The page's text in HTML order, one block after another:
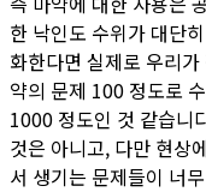
한 낙인도 수위가 대단
화한다면 실제로 우리
약의 문제 100 정도로
1000 정도인 것 같습니
것은 아니고, 다만 현상
서 생기는 문제들이 너